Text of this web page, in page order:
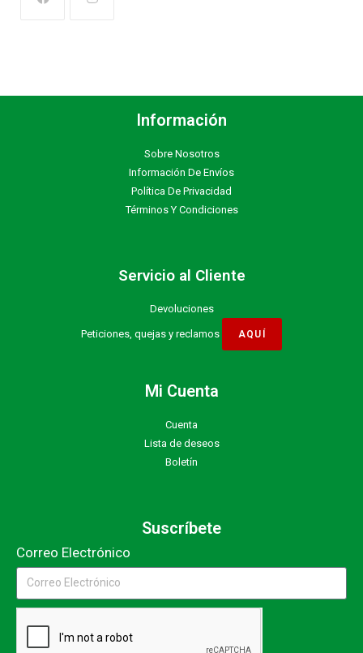
Información
Sobre Nosotros
Información De Envíos
Política De Privacidad
Términos Y Condiciones
Servicio al Cliente
Devoluciones
Peticiones, quejas y reclamos
Mi Cuenta
Cuenta
Lista de deseos
Boletín
Suscríbete
Correo Electrónico